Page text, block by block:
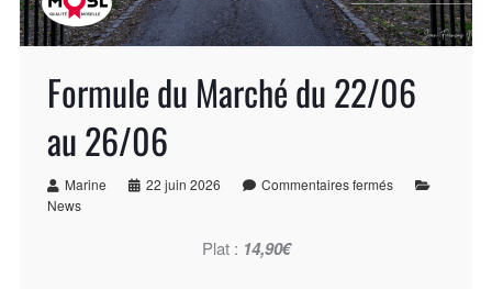
Formule du Marché du 22/06
au 26/06
Marine 22 juin 2026
Commentaires fermés
News
Plat : 14,90€